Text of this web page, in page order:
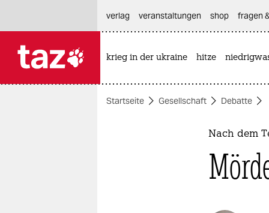
themen
verlag
veranstaltungen shop fragen
krieg in der ukraine hitze
Startseite Gesellschaft Debatte
Nach dem